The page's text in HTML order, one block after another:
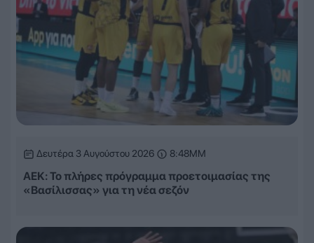
Δευτέρα 3 Αυγούστου 2026 8:48ΜΜ
ΑΕΚ: Το πλήρες πρόγραμμα προετοιμασίας της
«Βασίλισσας» για τη νέα σεζόν